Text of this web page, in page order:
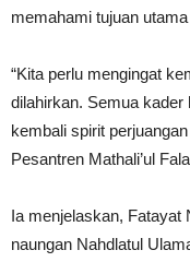
memahami tujuan
“Kita perlu mengingat
dilahirkan. Semua
kembali spirit
Pesantren Mathali’ul
Ia menjelaskan, Fatayat
naungan Nahdlatul